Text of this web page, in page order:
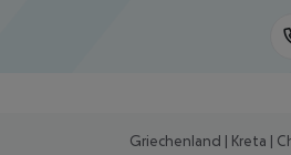
Griechenland | Kreta |